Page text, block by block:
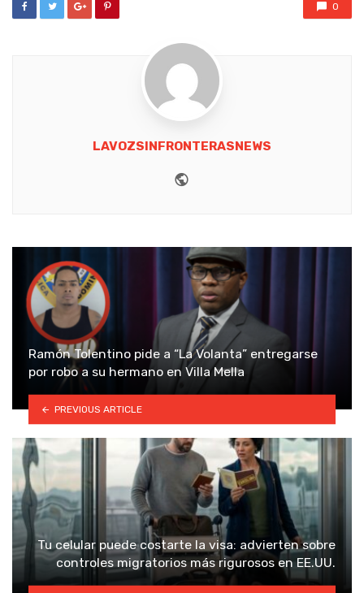
0
LAVOZSINFRONTERASNEWS
Ramón Tolentino pide a “La Volanta” entregarse
por robo a su hermano en Villa Mella
PREVIOUS ARTICLE
Tu celular puede costarte la visa: advierten sobre
controles migratorios más rigurosos en EE.UU.